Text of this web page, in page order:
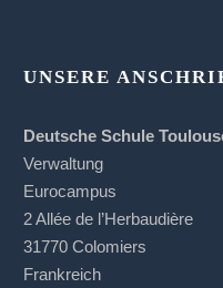
UNSERE
Deutsche Schule
Verwaltung
Eurocampus
2 Allée de l’Herbaudière
31770 Colomiers
Frankreich